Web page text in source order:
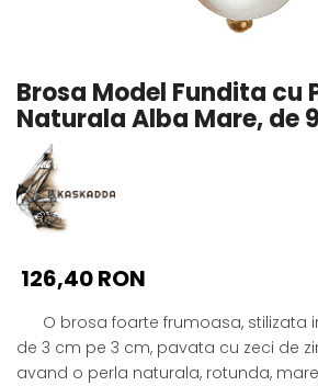
Pandantive cu Perle
Brose cu Perle
Brosa Model Fundita cu
Naturala Alba Mare, de
126,40 RON
O brosa foarte frumoasa, stilizata
de 3 cm pe 3 cm, pavata cu zeci de
avand o perla naturala, rotunda,